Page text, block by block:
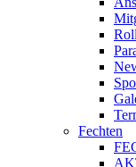
Fechten